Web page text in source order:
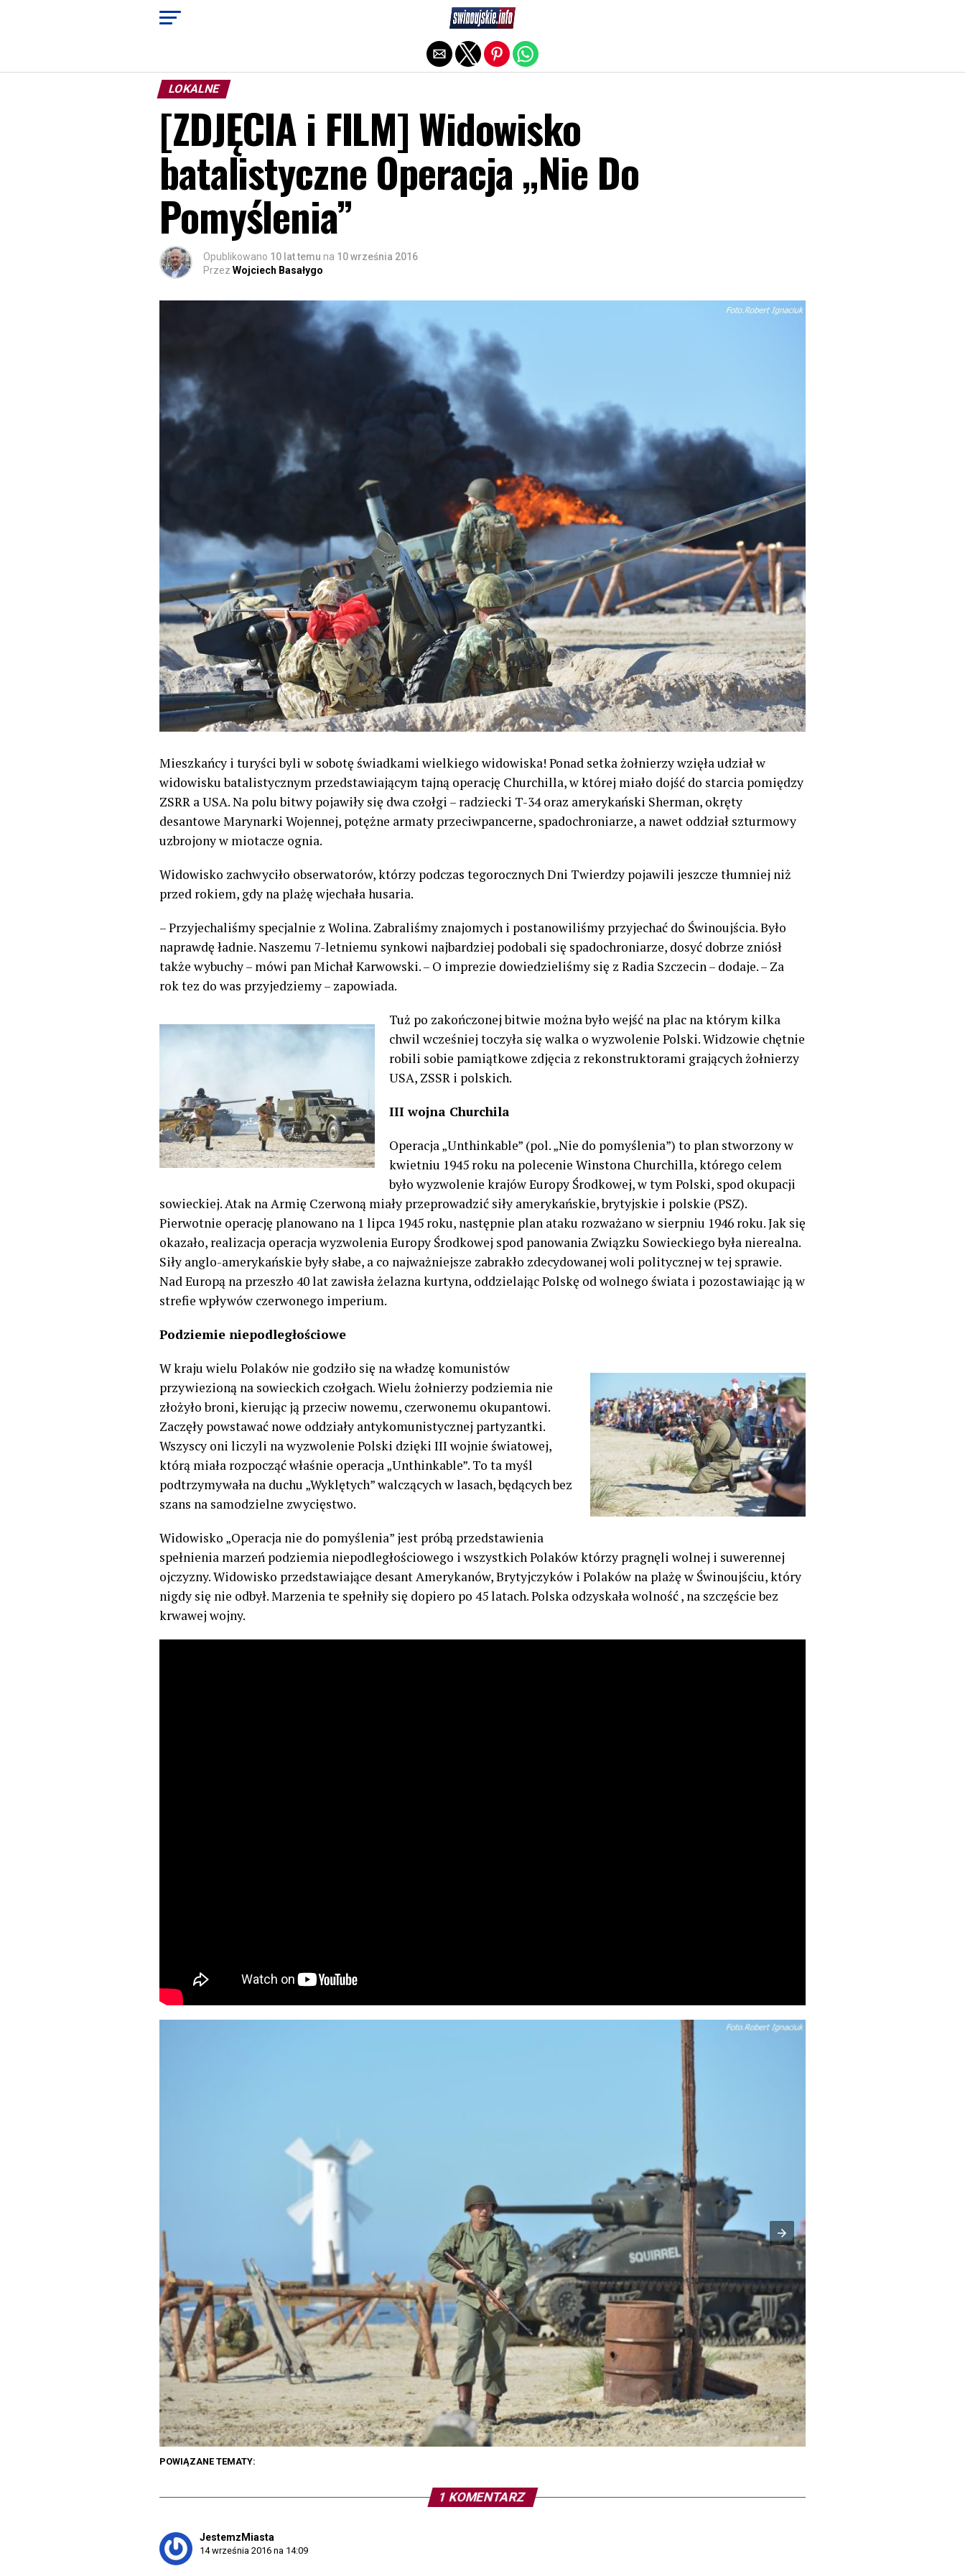
LOKALNE
[ZDJĘCIA i FILM] Widowisko
batalistyczne Operacja „Nie Do
Pomyślenia”
Opublikowano 10 lat temu na 10 września 2016
Przez Wojciech Basałygo
Mieszkańcy i turyści byli w sobotę świadkami wielkiego widowiska! Ponad setka żołnierzy wzięła udział w
widowisku batalistycznym przedstawiającym tajną operację Churchilla, w której miało dojść do starcia pomiędzy
ZSRR a USA. Na polu bitwy pojawiły się dwa czołgi – radziecki T-34 oraz amerykański Sherman, okręty
desantowe Marynarki Wojennej, potężne armaty przeciwpancerne, spadochroniarze, a nawet oddział szturmowy
uzbrojony w miotacze ognia.
Widowisko zachwyciło obserwatorów, którzy podczas tegorocznych Dni Twierdzy pojawili jeszcze tłumniej niż
przed rokiem, gdy na plażę wjechała husaria.
– Przyjechaliśmy specjalnie z Wolina. Zabraliśmy znajomych i postanowiliśmy przyjechać do Świnoujścia. Było
naprawdę ładnie. Naszemu 7-letniemu synkowi najbardziej podobali się spadochroniarze, dosyć dobrze zniósł
także wybuchy – mówi pan Michał Karwowski. – O imprezie dowiedzieliśmy się z Radia Szczecin – dodaje. – Za
rok tez do was przyjedziemy – zapowiada.
Tuż po zakończonej bitwie można było wejść na plac na którym kilka
chwil wcześniej toczyła się walka o wyzwolenie Polski. Widzowie chętnie
robili sobie pamiątkowe zdjęcia z rekonstruktorami grających żołnierzy
USA, ZSSR i polskich.
III wojna Churchila
Operacja „Unthinkable” (pol. „Nie do pomyślenia”) to plan stworzony w
kwietniu 1945 roku na polecenie Winstona Churchilla, którego celem
było wyzwolenie krajów Europy Środkowej, w tym Polski, spod okupacji
sowieckiej. Atak na Armię Czerwoną miały przeprowadzić siły amerykańskie, brytyjskie i polskie (PSZ).
Pierwotnie operację planowano na 1 lipca 1945 roku, następnie plan ataku rozważano w sierpniu 1946 roku. Jak się
okazało, realizacja operacja wyzwolenia Europy Środkowej spod panowania Związku Sowieckiego była nierealna.
Siły anglo-amerykańskie były słabe, a co najważniejsze zabrakło zdecydowanej woli politycznej w tej sprawie.
Nad Europą na przeszło 40 lat zawisła żelazna kurtyna, oddzielając Polskę od wolnego świata i pozostawiając ją w
strefie wpływów czerwonego imperium.
Podziemie niepodległościowe
W kraju wielu Polaków nie godziło się na władzę komunistów
przywiezioną na sowieckich czołgach. Wielu żołnierzy podziemia nie
złożyło broni, kierując ją przeciw nowemu, czerwonemu okupantowi.
Zaczęły powstawać nowe oddziały antykomunistycznej partyzantki.
Wszyscy oni liczyli na wyzwolenie Polski dzięki III wojnie światowej,
którą miała rozpocząć właśnie operacja „Unthinkable”. To ta myśl
podtrzymywała na duchu „Wyklętych” walczących w lasach, będących bez
szans na samodzielne zwycięstwo.
Widowisko „Operacja nie do pomyślenia” jest próbą przedstawienia
spełnienia marzeń podziemia niepodległościowego i wszystkich Polaków którzy pragnęli wolnej i suwerennej
ojczyzny. Widowisko przedstawiające desant Amerykanów, Brytyjczyków i Polaków na plażę w Świnoujściu, który
nigdy się nie odbył. Marzenia te spełniły się dopiero po 45 latach. Polska odzyskała wolność , na szczęście bez
krwawej wojny.
POWIĄZANE TEMATY:
1 KOMENTARZ
JestemzMiasta
14 września 2016 na 14:09
Exit mobile version